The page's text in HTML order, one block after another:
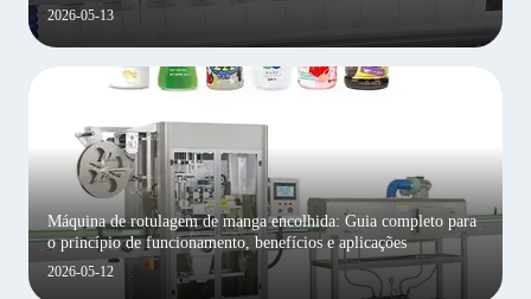
2026-05-13
2026-05-12
Máquina de rotulagem de manga encolhida: Guia completo para
o princípio de funcionamento, benefícios e aplicações